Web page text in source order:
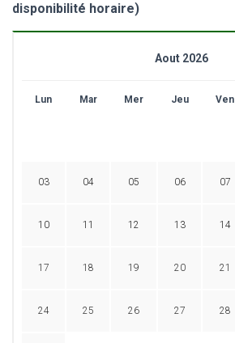
disponibilité horaire)
Aout 2026
Lun Mar Mer Jeu Ven
03 04 05 06 07
10 11 12 13 14
17 18 19 20 21
24 25 26 27 28